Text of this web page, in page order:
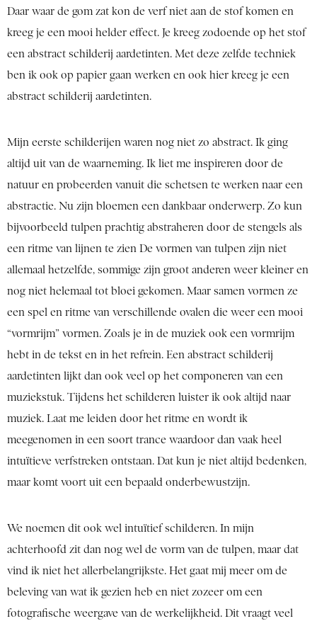
Daar waar de gom zat kon de verf niet aan de stof komen en
kreeg je een mooi helder effect. Je kreeg zodoende op het stof
een abstract schilderij aardetinten. Met deze zelfde techniek
ben ik ook op papier gaan werken en ook hier kreeg je een
abstract schilderij aardetinten.
Mijn eerste schilderijen waren nog niet zo abstract. Ik ging
altijd uit van de waarneming. Ik liet me inspireren door de
natuur en probeerden vanuit die schetsen te werken naar een
abstractie. Nu zijn bloemen een dankbaar onderwerp. Zo kun
bijvoorbeeld tulpen prachtig abstraheren door de stengels als
een ritme van lijnen te zien De vormen van tulpen zijn niet
allemaal hetzelfde, sommige zijn groot anderen weer kleiner en
nog niet helemaal tot bloei gekomen. Maar samen vormen ze
een spel en ritme van verschillende ovalen die weer een mooi
“vormrijm” vormen. Zoals je in de muziek ook een vormrijm
hebt in de tekst en in het refrein. Een abstract schilderij
aardetinten lijkt dan ook veel op het componeren van een
muziekstuk. Tijdens het schilderen luister ik ook altijd naar
muziek. Laat me leiden door het ritme en wordt ik
meegenomen in een soort trance waardoor dan vaak heel
intuïtieve verfstreken ontstaan. Dat kun je niet altijd bedenken,
maar komt voort uit een bepaald onderbewustzijn.
We noemen dit ook wel intuïtief schilderen. In mijn
achterhoofd zit dan nog wel de vorm van de tulpen, maar dat
vind ik niet het allerbelangrijkste. Het gaat mij meer om de
beleving van wat ik gezien heb en niet zozeer om een
fotografische weergave van de werkelijkheid. Dit vraagt veel